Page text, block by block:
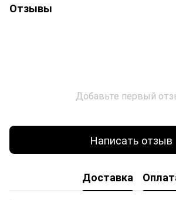
Отзывы
Добавьте первый
Написать отзыв
Доставка